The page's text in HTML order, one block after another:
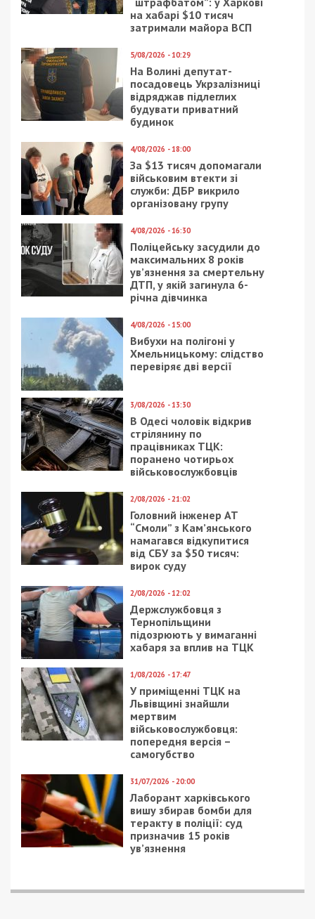
У судовому засіданні обвинувачений Санжаков
свою вину не визнав. Суд визнав винним 41-
щодо працівника правоохоронного органу у
звʼязку з виконанням цим працівником службових
обовʼязків (ч. 1 ст. 345 КК України). Йому
призначено покарання у виді двох років
позбавлення волі.
Нагадаємо, раніше ми повідомляли про те, що
15 років тюрми отримавкерівник громадського
об’єднання з Дніпра, який був соратником Іллі
Киви.
Facebook
Telegram
TwitterWhatsApp
ViberEmail
Категории:Головне за день| Метки:
приговор
хулиганство
Рекламні блоки дають нам змогу
залишатися незалежними ЗМІ, а вам -
отримувати найсвіжіші новини під ними.
Приєднуйтесь також до 49000 в Google News. Слідкуйте
за останніми новинами!
Приєднатися
Читайте також
Предыдущая статья:
Посмішка Феміди: фігури з найближчого
оточення дніпровського авторитета
Наріка “дивом” опинилися на волі
Следующая статья:
В Ужгороді судитимуть експосадовицю
міськради, через дії якої у приватну
власність відійшли землі міжнародного
аеропорту
ГОЛОВНЕ ЗА ДЕНЬ
3/04/2021 - 9:20
Коронавирус в Днепре:
более 400 новых
29/10/2024 - 19:00
Нікопольщина під
обстрілом, Кривий Ріг
минув день на